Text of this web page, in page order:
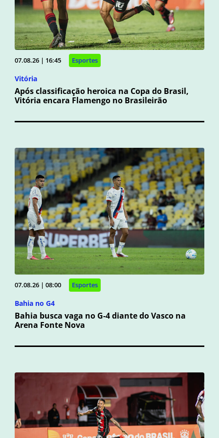
07.08.26 | 16:45 Esportes
Vitória
Após classificação heroica na Copa do Brasil,
Vitória encara Flamengo no Brasileirão
07.08.26 | 08:00 Esportes
Bahia no G4
Bahia busca vaga no G-4 diante do Vasco na
Arena Fonte Nova